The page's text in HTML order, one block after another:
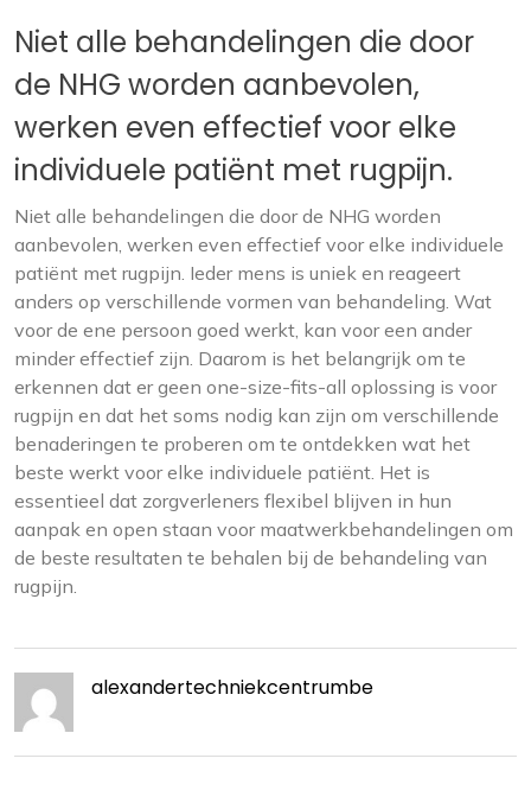
Niet alle behandelingen die door
de NHG worden aanbevolen,
werken even effectief voor elke
individuele patiënt met rugpijn.
Niet alle behandelingen die door de NHG worden
aanbevolen, werken even effectief voor elke individuele
patiënt met rugpijn. Ieder mens is uniek en reageert
anders op verschillende vormen van behandeling. Wat
voor de ene persoon goed werkt, kan voor een ander
minder effectief zijn. Daarom is het belangrijk om te
erkennen dat er geen one-size-fits-all oplossing is voor
rugpijn en dat het soms nodig kan zijn om verschillende
benaderingen te proberen om te ontdekken wat het
beste werkt voor elke individuele patiënt. Het is
essentieel dat zorgverleners flexibel blijven in hun
aanpak en open staan voor maatwerkbehandelingen om
de beste resultaten te behalen bij de behandeling van
rugpijn.
alexandertechniekcentrumbe